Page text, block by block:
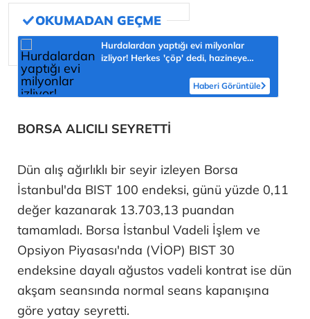
Hurdalardan yaptığı evi milyonlar
izliyor! Herkes 'çöp' dedi, hazineye
Haberi Görüntüle
BORSA ALICILI SEYRETTİ
Dün alış ağırlıklı bir seyir izleyen Borsa
İstanbul'da BIST 100 endeksi, günü yüzde 0,11
değer kazanarak 13.703,13 puandan
tamamladı. Borsa İstanbul Vadeli İşlem ve
Opsiyon Piyasası'nda (VİOP) BIST 30
endeksine dayalı ağustos vadeli kontrat ise dün
akşam seansında normal seans kapanışına
göre yatay seyretti.